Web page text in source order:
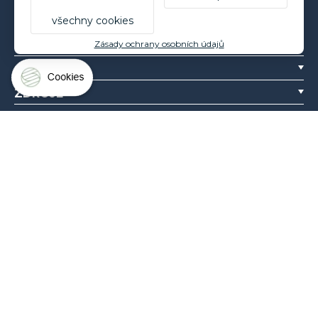
PROJEKT
PROFESIONÁLNÍ VÝTVORY
O NÁS
ZDROJE
všechny cookies
Zásady ochrany osobních údajů